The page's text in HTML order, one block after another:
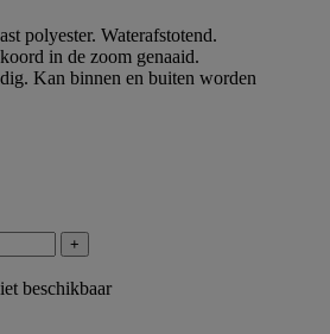
polyester. Waterafstotend.
in de zoom genaaid.
Kan binnen en buiten worden
+
beschikbaar